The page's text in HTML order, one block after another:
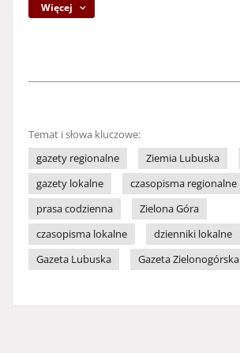
Więcej
Temat i słowa kluczowe:
gazety regionalne
Ziemia Lubuska
gazety lokalne
czasopisma regionalne
prasa codzienna
Zielona Góra
czasopisma lokalne
dzienniki lokalne
Gazeta Lubuska
Gazeta Zielonogórska